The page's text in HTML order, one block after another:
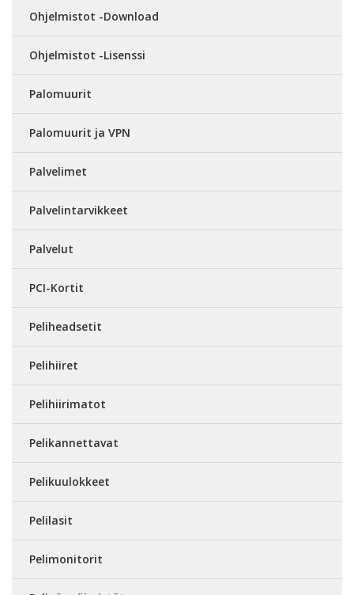
Ohjelmistot -Download
Ohjelmistot -Lisenssi
Palomuurit
Palomuurit ja VPN
Palvelimet
Palvelintarvikkeet
Palvelut
PCI-Kortit
Peliheadsetit
Pelihiiret
Pelihiirimatot
Pelikannettavat
Pelikuulokkeet
Pelilasit
Pelimonitorit